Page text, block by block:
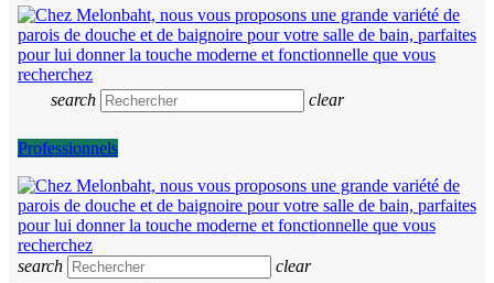
search clear
Professionnels
search clear